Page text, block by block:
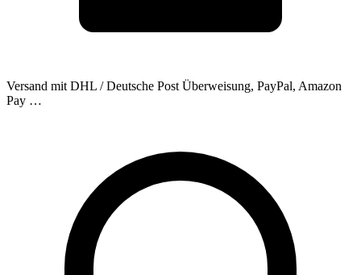
Versand mit DHL / Deutsche Post Überweisung, PayPal, Amazon
Pay …